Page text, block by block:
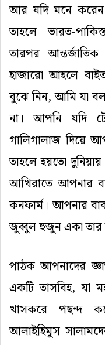
আর যদি মনে করেন
তাহলে ভারত-
তারপর
হাজারো আহলে
বুঝে নিন, আমি যা
না। আপনি যদি
গালিগালাজ দিয়ে
তাহলে হয়তো
আখিরাতে আপনার
কনফার্ম। আপনার
জুব্বুল হুজুন একা তার
পাঠক আপনাদের
একটি তাসবিহ, যা
খাসকরে পছন্দ
আলাইহিমুস